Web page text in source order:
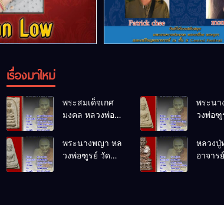
เรื่องมาใหม่
พระสมเด็จเกศ
มงคล หลวงพ่อ
โพธิ์นิมิตร
พ.ศ.2512
พระนา
วงพ่อฑู
พ.ศ
พระนางพญา หล
วงพ่อฑูรย์ วัด
หลวงปู่
อาจาร